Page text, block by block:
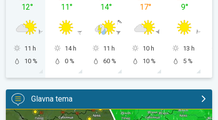
12°
11 h
10 %
11°
14 h
0 %
14°
11 h
60 %
17°
10 h
10 %
9°
13 h
5 %
Glavna tema
Za koji stepen svežije, uz severni vetar. Tek poneki pljusak. . .